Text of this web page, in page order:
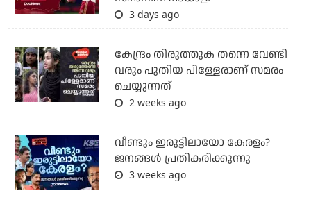
3 days ago
കേന്ദ്രം തിരുത്തുക തന്നെ വേണ്ടി
വരും പുതിയ പിള്ളേരാണ് സമരം
ചെയ്യുന്നത്
2 weeks ago
വീണ്ടും ഇരുട്ടിലായോ കേരളം?
ജനങ്ങൾ പ്രതികരിക്കുന്നു
3 weeks ago